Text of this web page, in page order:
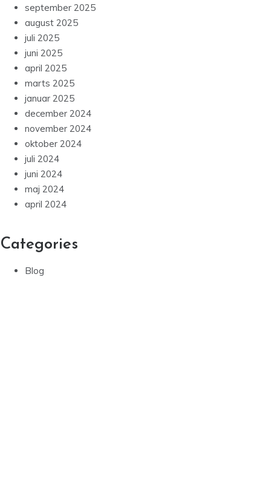
september 2025
august 2025
juli 2025
juni 2025
april 2025
marts 2025
januar 2025
december 2024
november 2024
oktober 2024
juli 2024
juni 2024
maj 2024
april 2024
Categories
Blog